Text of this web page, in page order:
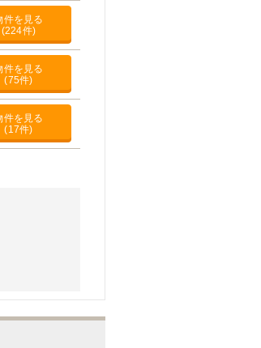
件を見る
(224件)
件を見る
(75件)
件を見る
(17件)